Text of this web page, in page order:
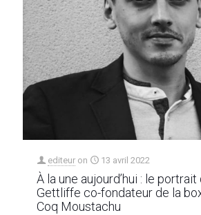
editeur on 13 avril 2022
À la une aujourd’hui : le
Gettliffe co-fondateur de la
Coq Moustachu